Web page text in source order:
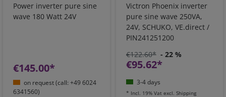
Power inverter pure sine
wave 180 Watt 24V
€145.00*
on request (call: +49 6024
6341560)
Victron Phoenix inverter
pure sine wave 250VA,
24V, SCHUKO, VE.direct /
PIN241251200
€122.60* - 22 %
€95.62*
3-4 days
* Incl. 19% Vat excl. Shipping